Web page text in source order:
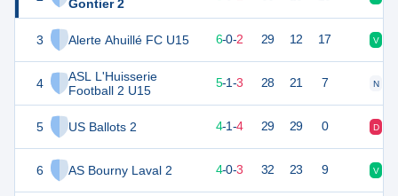
Gontier 2
3 Alerte Ahuillé FC U15
4
ASL L'Huisserie
Football 2 U15
5 US Ballots 2
6 AS Bourny Laval 2
17 9 6-0-2 29 12 17 V
16 5-1-3 28 21 7 N
4-1-4 29 29 0 D
10 4-0-3 32 23 9 V